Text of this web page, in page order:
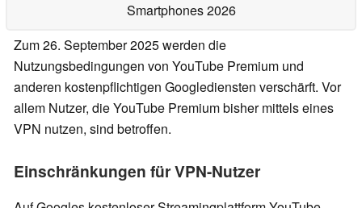
Smartphones 2026
Zum 26. September 2025 werden die
Nutzungsbedingungen von YouTube Premium und
anderen kostenpflichtigen Googlediensten verschärft. Vor
allem Nutzer, die YouTube Premium bisher mittels eines
VPN nutzen, sind betroffen.
Einschränkungen für VPN-Nutzer